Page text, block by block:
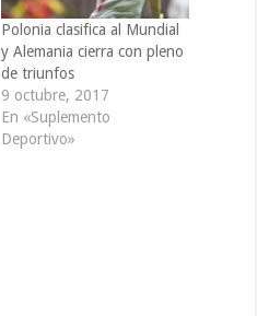
Polonia clasifica al Mundial
y Alemania cierra con pleno
de triunfos
9 octubre, 2017
En «Suplemento
Deportivo»